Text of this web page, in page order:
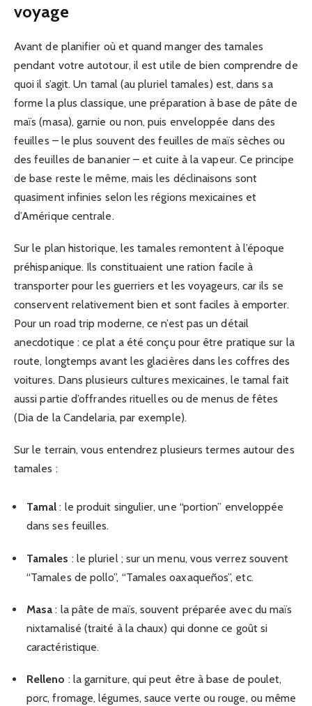
voyage
Avant de planifier où et quand manger des tamales
pendant votre autotour, il est utile de bien comprendre de
quoi il s’agit. Un tamal (au pluriel tamales) est, dans sa
forme la plus classique, une préparation à base de pâte de
maïs (masa), garnie ou non, puis enveloppée dans des
feuilles – le plus souvent des feuilles de maïs sèches ou
des feuilles de bananier – et cuite à la vapeur. Ce principe
de base reste le même, mais les déclinaisons sont
quasiment infinies selon les régions mexicaines et
d’Amérique centrale.
Sur le plan historique, les tamales remontent à l’époque
préhispanique. Ils constituaient une ration facile à
transporter pour les guerriers et les voyageurs, car ils se
conservent relativement bien et sont faciles à emporter.
Pour un road trip moderne, ce n’est pas un détail
anecdotique : ce plat a été conçu pour être pratique sur la
route, longtemps avant les glacières dans les coffres des
voitures. Dans plusieurs cultures mexicaines, le tamal fait
aussi partie d’offrandes rituelles ou de menus de fêtes
(Dia de la Candelaria, par exemple).
Sur le terrain, vous entendrez plusieurs termes autour des
tamales :
Tamal : le produit singulier, une “portion” enveloppée
dans ses feuilles.
Tamales : le pluriel ; sur un menu, vous verrez souvent
“Tamales de pollo”, “Tamales oaxaqueños”, etc.
Masa : la pâte de maïs, souvent préparée avec du maïs
nixtamalisé (traité à la chaux) qui donne ce goût si
caractéristique.
Relleno : la garniture, qui peut être à base de poulet,
porc, fromage, légumes, sauce verte ou rouge, ou même